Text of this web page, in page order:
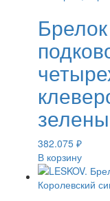
382.075 ₽
В корзину